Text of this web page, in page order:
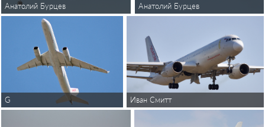
Анатолий Бурцев Анатолий Бурцев
G Иван Смитт